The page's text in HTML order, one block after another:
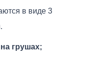
в виде 3
грушах;